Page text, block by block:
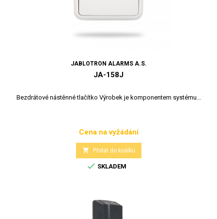
JABLOTRON ALARMS A.S.
JA-158J
Bezdrátové nástěnné tlačítko Výrobek je komponentem systému...
Cena
Cena na vyžádání
 Přidat do košíku
 SKLADEM